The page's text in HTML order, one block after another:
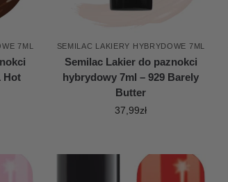
7ML
Hot
SEMILAC LAKIERY HYBRYDOWE 7ML
Semilac Lakier do paznokci
hybrydowy 7ml – 929 Barely
Butter
37,99zł